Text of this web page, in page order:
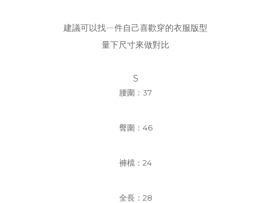
建議可以找ㄧ件自己喜歡穿的衣服版型
量下尺寸來做對比
S
腰圍：37
臀圍：46
褲檔 ：24
全長：28